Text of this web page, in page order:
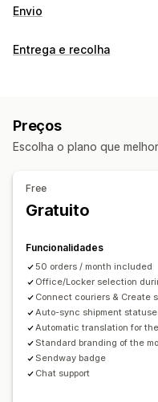
Envio
Etiquetas e embalagens
Taxas de envio
Sincronização de
Atualizações de
Entrega e recolha
Opções de recolha
Rastreio em tempo real
Notificações por SMS
Preços
Escolha o plano que
Free
Gratuito
Funcionalidades
50 orders / month included
Office/Locker selection
Connect couriers & Create
Auto-sync shipment
Automatic translation for
Standard branding of the
Sendway badge
Chat support